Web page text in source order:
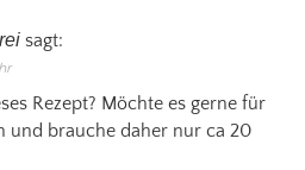
sagt:
Rezept? Möchte es gerne für
und brauche daher nur ca 20